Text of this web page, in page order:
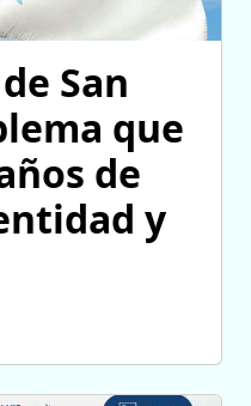
San
que
de
y